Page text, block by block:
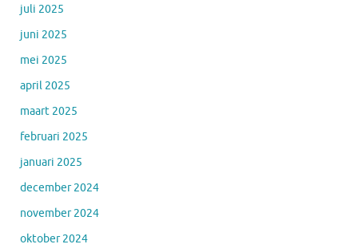
juli 2025
juni 2025
mei 2025
april 2025
maart 2025
februari 2025
januari 2025
december 2024
november 2024
oktober 2024